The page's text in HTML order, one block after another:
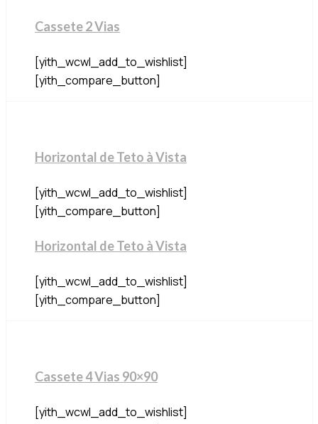
Cassete 2 Vias
[yith_wcwl_add_to_wishlist]
[yith_compare_button]
Horizontal de Teto à Vista
[yith_wcwl_add_to_wishlist]
[yith_compare_button]
Horizontal de Teto à Vista
[yith_wcwl_add_to_wishlist]
[yith_compare_button]
Cassete 4 Vias 90×90
[yith_wcwl_add_to_wishlist]